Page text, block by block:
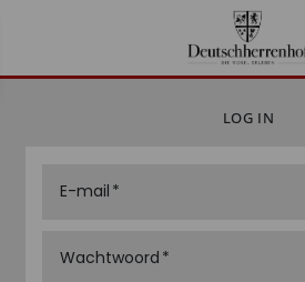
LOG IN
E-mail
Wachtwoord